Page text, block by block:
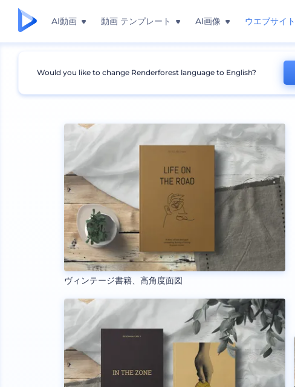
AI動画 動画 テンプレート AI画像 ウエブサイト
モックアップ 印刷物 本のモックアップ
ヴィンテージ書籍、高角度面図
Would you like to change Renderforest language to English?